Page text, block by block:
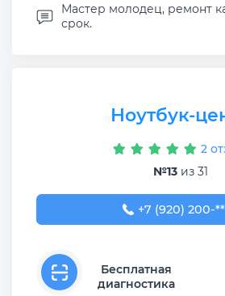
Мастер молодец, ремонт
срок.
Ноутбук-
2
№13 из 31
+7 (920) 200-
+7 (920) 200-
Бесплатная
диагностика